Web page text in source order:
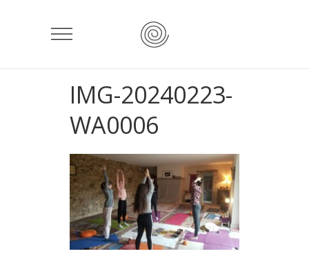
IMG-20240223-
WA0006